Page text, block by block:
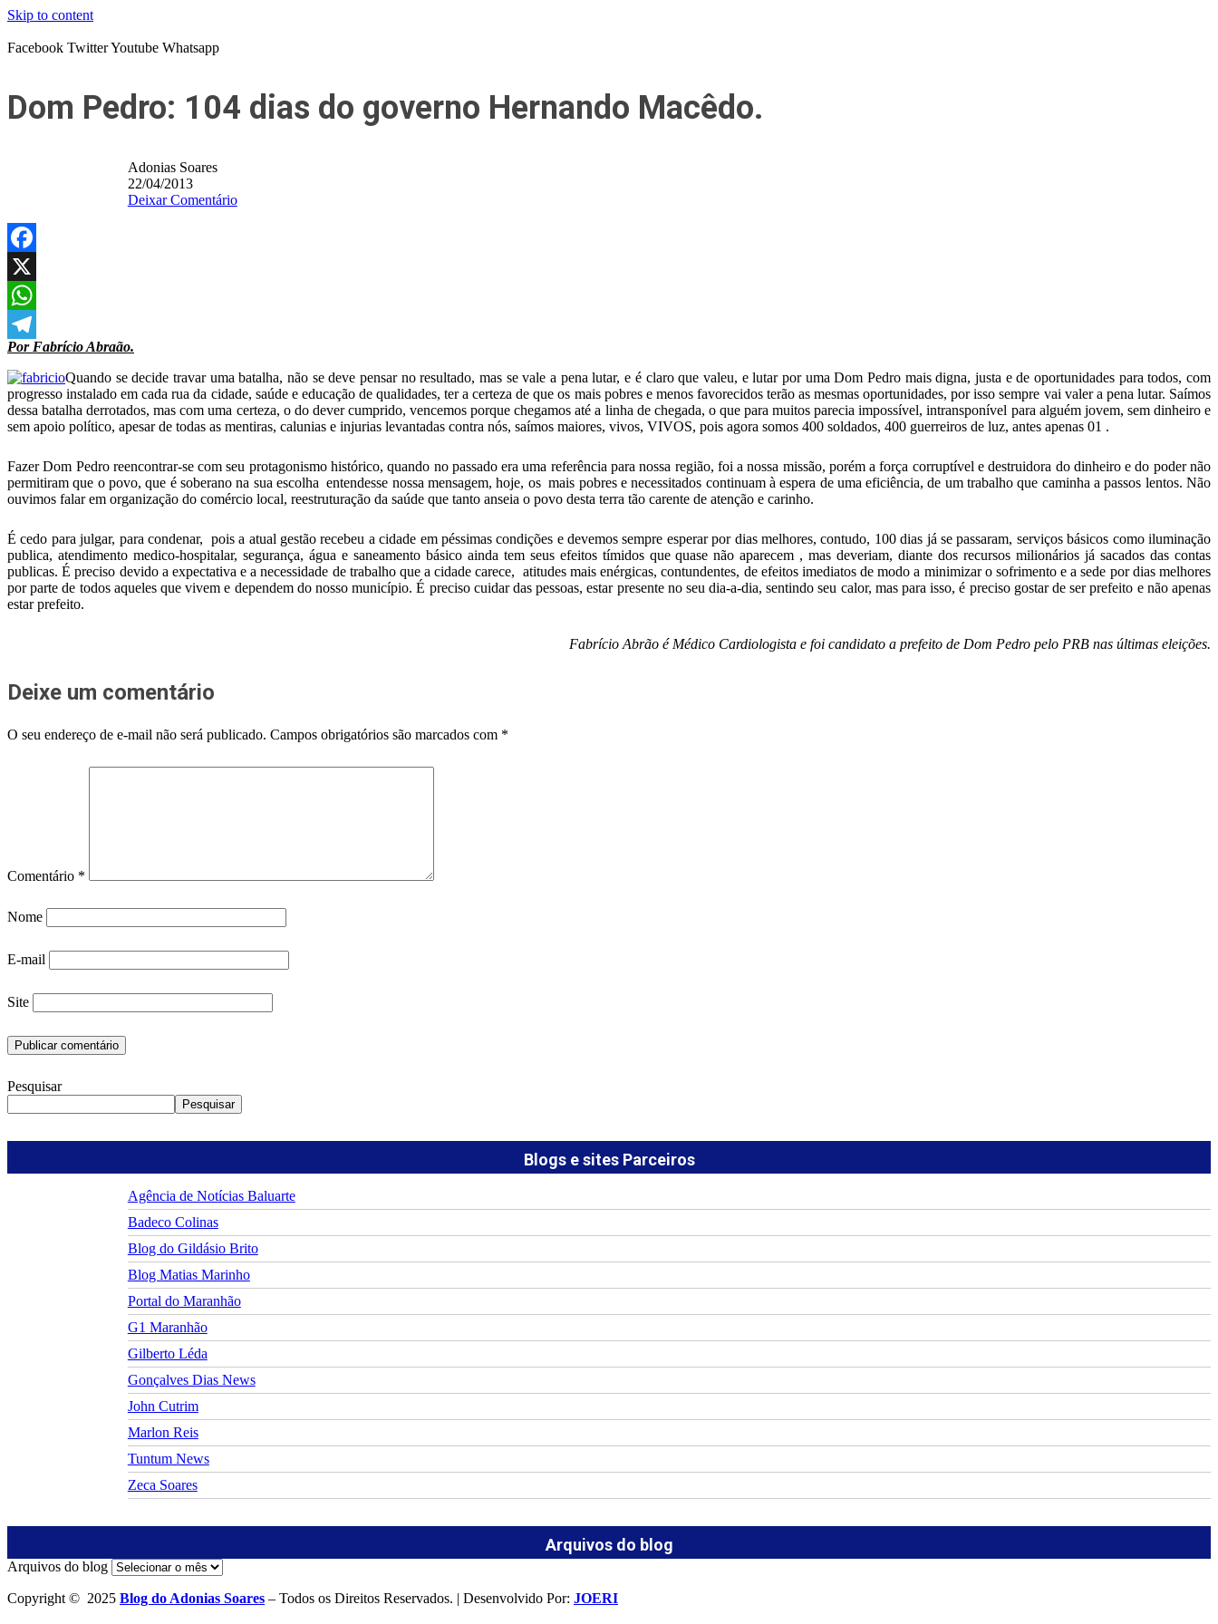
Skip to content
Facebook TwitterYoutube Whatsapp
Dom Pedro: 104 dias do governo Hernando Macêdo.
Adonias Soares
22/04/2013
Deixar Comentário
Facebook
X
WhatsApp
Telegram
Por Fabrício Abraão.
Quando se decide travar uma batalha, não se deve pensar no resultado, mas se vale a pena lutar, e é claro que valeu, e lutar por uma Dom Pedro mais digna, justa e de oportunidades para todos, com
progresso instalado em cada rua da cidade, saúde e educação de qualidades, ter a certeza de que os mais pobres e menos favorecidos terão as mesmas oportunidades, por isso sempre vai valer a pena lutar. Saímos
dessa batalha derrotados, mas com uma certeza, o do dever cumprido, vencemos porque chegamos até a linha de chegada, o que para muitos parecia impossível, intransponível para alguém jovem, sem dinheiro e
sem apoio político, apesar de todas as mentiras, calunias e injurias levantadas contra nós, saímos maiores, vivos, VIVOS, pois agora somos 400 soldados, 400 guerreiros de luz, antes apenas 01 .
Fazer Dom Pedro reencontrar-se com seu protagonismo histórico, quando no passado era uma referência para nossa região, foi a nossa missão, porém a força corruptível e destruidora do dinheiro e do poder não
permitiram que o povo, que é soberano na sua escolha entendesse nossa mensagem, hoje, os mais pobres e necessitados continuam à espera de uma eficiência, de um trabalho que caminha a passos lentos. Não
ouvimos falar em organização do comércio local, reestruturação da saúde que tanto anseia o povo desta terra tão carente de atenção e carinho.
É cedo para julgar, para condenar, pois a atual gestão recebeu a cidade em péssimas condições e devemos sempre esperar por dias melhores, contudo, 100 dias já se passaram, serviços básicos como iluminação
publica, atendimento medico-hospitalar, segurança, água e saneamento básico ainda tem seus efeitos tímidos que quase não aparecem , mas deveriam, diante dos recursos milionários já sacados das contas
publicas. É preciso devido a expectativa e a necessidade de trabalho que a cidade carece, atitudes mais enérgicas, contundentes, de efeitos imediatos de modo a minimizar o sofrimento e a sede por dias melhores
por parte de todos aqueles que vivem e dependem do nosso município. É preciso cuidar das pessoas, estar presente no seu dia-a-dia, sentindo seu calor, mas para isso, é preciso gostar de ser prefeito e não apenas
estar prefeito.
Fabrício Abrão é Médico Cardiologista e foi candidato a prefeito de Dom Pedro pelo PRB nas últimas eleições.
Deixe um comentário
O seu endereço de e-mail não será publicado. Campos obrigatórios são marcados com *
Comentário *
Nome
E-mail
Site
Pesquisar
Pesquisar
Blogs e sites Parceiros
Agência de Notícias Baluarte
Badeco Colinas
Blog do Gildásio Brito
Blog Matias Marinho
Portal do Maranhão
G1 Maranhão
Gilberto Léda
Gonçalves Dias News
John Cutrim
Marlon Reis
Tuntum News
Zeca Soares
Arquivos do blog
Arquivos do blog
Copyright © 2025 Blog do Adonias Soares – Todos os Direitos Reservados. | Desenvolvido Por: JOERI